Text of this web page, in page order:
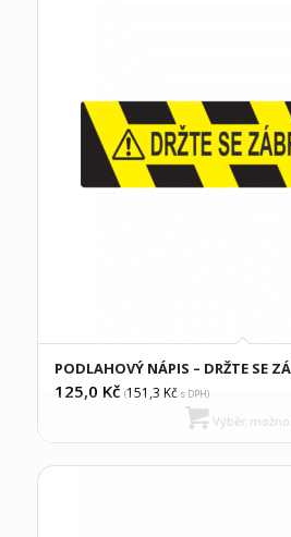
PODLAHOVÝ NÁPIS – DRŽTE SE
125,0 Kč (151,3 Kčs DPH)
Výběr